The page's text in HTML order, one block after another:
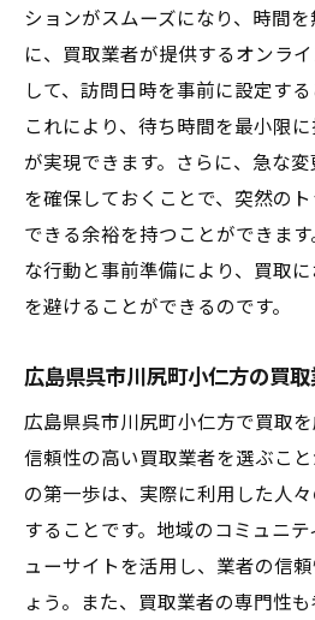
買取のタイミングを見
事前査定を利用するメ
買取プロセスの段取り
価格交渉をスムーズに
広島県呉市の市場動向
スムーズな買取を叶えるた
町小仁方で知っておくべき
買取契約前に確認すべ
信頼できる業者の選び
トラブルを避けるため
顧客満足度を高めるア
広島県呉市川尻町小仁方
ションがスムーズになり、時間
に、買取業者が提供するオンラ
して、訪問日時を事前に設定する
これにより、待ち時間を最小限に
が実現できます。さらに、急な
を確保しておくことで、突然の
できる余裕を持つことができま
な行動と事前準備により、買取
を避けることができるのです。
広島県呉市川尻町小仁方の買
広島県呉市川尻町小仁方で買取を
信頼性の高い買取業者を選ぶこ
の第一歩は、実際に利用した人
することです。地域のコミュニ
ューサイトを活用し、業者の信
ょう。また、買取業者の専門性